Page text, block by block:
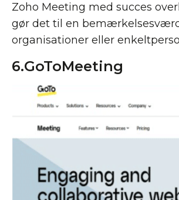
Zoho Meeting med succes
gør det til en
organisationer eller
6.GoToMeeting